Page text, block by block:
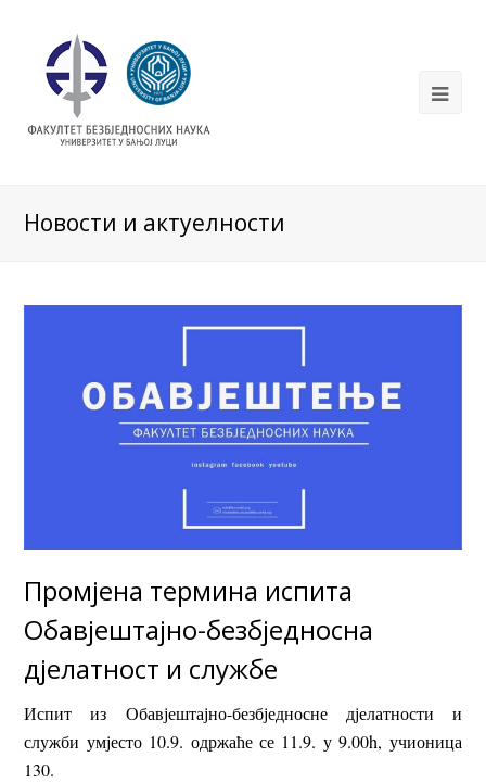
Новости и актуелности
Промјена термина испита
Обавјештајно-безбједносна
дјелатност и службе
Испит из Обавјештајно-безбједносне дјелатности и
служби умјесто 10.9. одржаће се 11.9. у 9.00h, учионица
130.